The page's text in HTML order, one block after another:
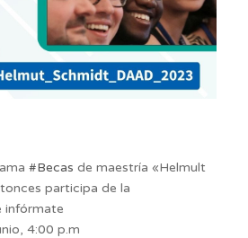
#Becas de maestría «Helmult
participa de la
infórmate
4:00 p.m